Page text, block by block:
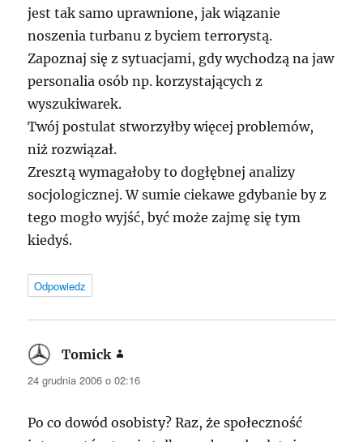
jest tak samo uprawnione, jak wiązanie
noszenia turbanu z byciem terrorystą.
Zapoznaj się z sytuacjami, gdy wychodzą na jaw
personalia osób np. korzystających z
wyszukiwarek.
Twój postulat stworzyłby więcej problemów,
niż rozwiązał.
Zresztą wymagałoby to dogłębnej analizy
socjologicznej. W sumie ciekawe gdybanie by z
tego mogło wyjść, być może zajmę się tym
kiedyś.
Odpowiedz
Tomick
24 grudnia 2006 o 02:16
Po co dowód osobisty? Raz, że społeczność